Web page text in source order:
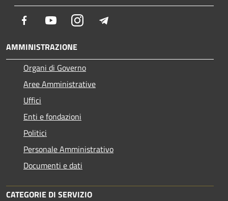
Facebook YoutubeInstagram
AMMINISTRAZIONE
Organi di Governo
Aree Amministrative
Uffici
Enti e fondazioni
Politici
Personale Amministrativo
Documenti e dati
CATEGORIE DI SERVIZIO